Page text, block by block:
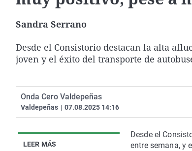
Sandra Serrano
Desde el Consistorio destacan la alta
joven y el éxito del transporte de
Onda Cero Valdepeñas
Valdepeñas | 07.08.2025 14:16
LEER MÁS
Desde el
entre semana, y